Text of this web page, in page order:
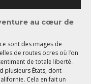
au cœur de
sont des images de
de routes ocres où l’on
de totale liberté.
plusieurs États, dont
Cela en fait un